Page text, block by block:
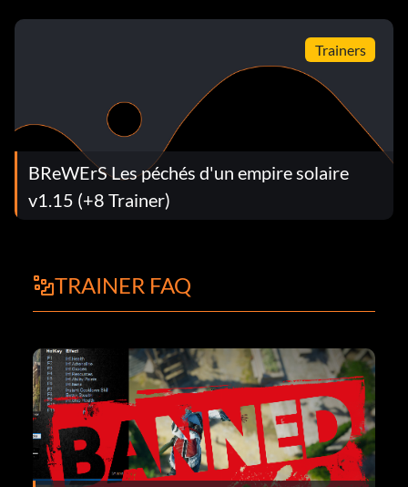
Trainers
BReWErS Les péchés d'un empire solaire
v1.15 (+8 Trainer)
TRAINER FAQ